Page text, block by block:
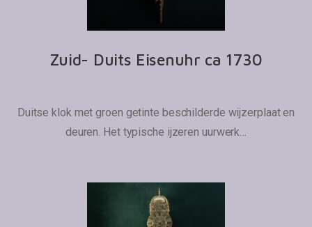
Zuid- Duits Eisenuhr ca 1730
Duitse klok met groen getinte beschilderde wijzerplaat en
deuren. Het typische ijzeren uurwerk…